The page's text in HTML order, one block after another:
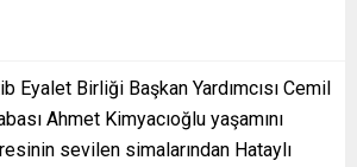
Eyalet Birliği Başkan Yardımcısı Cemil
Ahmet Kimyacıoğlu yaşamını
sevilen simalarından Hataylı